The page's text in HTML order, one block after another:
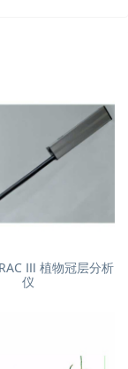
Ⅲ 植物冠层分析
仪